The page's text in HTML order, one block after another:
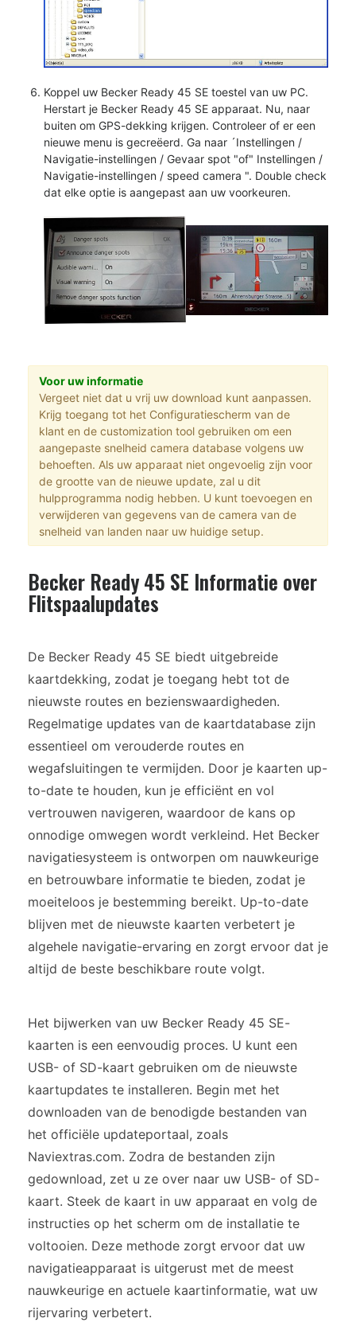
Koppel uw Becker Ready 45 SE toestel van uw PC.
Herstart je Becker Ready 45 SE apparaat. Nu, naar
buiten om GPS-dekking krijgen. Controleer of er een
nieuwe menu is gecreëerd. Ga naar ´Instellingen /
Navigatie-instellingen / Gevaar spot "of" Instellingen /
Navigatie-instellingen / speed camera ". Double check
dat elke optie is aangepast aan uw voorkeuren.
Voor uw informatie
Vergeet niet dat u vrij uw download kunt aanpassen.
Krijg toegang tot het Configuratiescherm van de
klant en de customization tool gebruiken om een
aangepaste snelheid camera database volgens uw
behoeften. Als uw apparaat niet ongevoelig zijn voor
de grootte van de nieuwe update, zal u dit
hulpprogramma nodig hebben. U kunt toevoegen en
verwijderen van gegevens van de camera van de
snelheid van landen naar uw huidige setup.
Becker Ready 45 SE Informatie over
Flitspaalupdates
De Becker Ready 45 SE biedt uitgebreide
kaartdekking, zodat je toegang hebt tot de
nieuwste routes en bezienswaardigheden.
Regelmatige updates van de kaartdatabase zijn
essentieel om verouderde routes en
wegafsluitingen te vermijden. Door je kaarten up-
to-date te houden, kun je efficiënt en vol
vertrouwen navigeren, waardoor de kans op
onnodige omwegen wordt verkleind. Het Becker
navigatiesysteem is ontworpen om nauwkeurige
en betrouwbare informatie te bieden, zodat je
moeiteloos je bestemming bereikt. Up-to-date
blijven met de nieuwste kaarten verbetert je
algehele navigatie-ervaring en zorgt ervoor dat je
altijd de beste beschikbare route volgt.
Het bijwerken van uw Becker Ready 45 SE-
kaarten is een eenvoudig proces. U kunt een
USB- of SD-kaart gebruiken om de nieuwste
kaartupdates te installeren. Begin met het
downloaden van de benodigde bestanden van
het officiële updateportaal, zoals
Naviextras.com. Zodra de bestanden zijn
gedownload, zet u ze over naar uw USB- of SD-
kaart. Steek de kaart in uw apparaat en volg de
instructies op het scherm om de installatie te
voltooien. Deze methode zorgt ervoor dat uw
navigatieapparaat is uitgerust met de meest
nauwkeurige en actuele kaartinformatie, wat uw
rijervaring verbetert.